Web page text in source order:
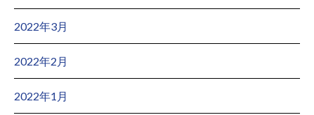
2022年3月
2022年2月
2022年1月